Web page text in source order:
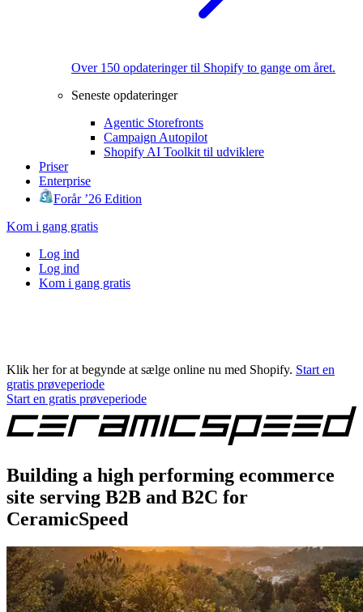
Over 150 opdateringer til Shopify to gange om året.
Seneste opdateringer
Agentic Storefronts
Campaign Autopilot
Shopify AI Toolkit til udviklere
Priser
Enterprise
Forår ’26 Edition
Kom i gang gratis
Log ind
Log ind
Kom i gang gratis
Klik her for at begynde at sælge online nu med Shopify. Start en
gratis prøveperiode
Start en gratis prøveperiode
Building a high performing ecommerce
site serving B2B and B2C for
CeramicSpeed